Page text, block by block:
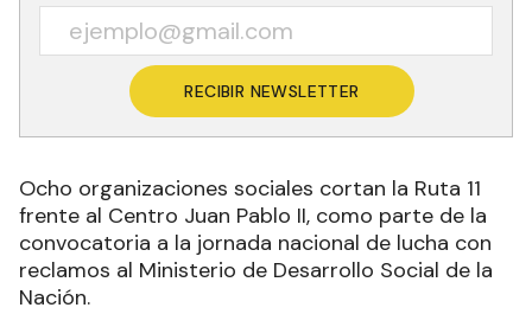
RECIBIR NEWSLETTER
Ocho organizaciones sociales cortan la Ruta 11
frente al Centro Juan Pablo II, como parte de la
convocatoria a la jornada nacional de lucha con
reclamos al Ministerio de Desarrollo Social de la
Nación.